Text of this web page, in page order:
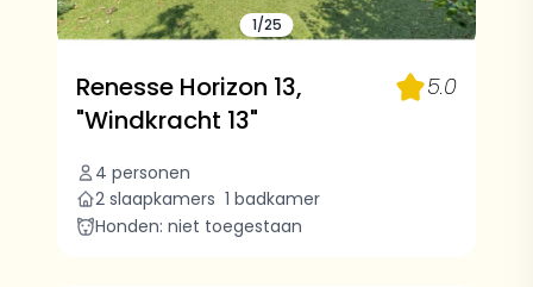
1/25
Renesse Horizon 13,
"Windkracht 13"
4 personen
2 slaapkamers 1 badkamer
Honden: niet toegestaan
5.0